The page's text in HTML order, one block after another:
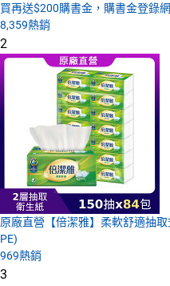
買再送$200購書金，購書金登錄
8,359熱銷
2
原廠直營【倍潔雅】柔軟舒適抽
PE)
969熱銷
3